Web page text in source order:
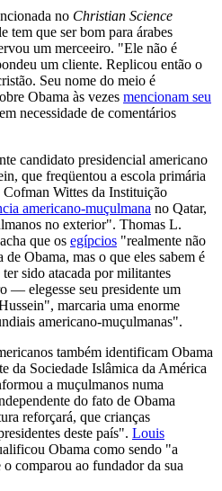
no Christian Science
tem que ser bom para árabes
um merceeiro. "Ele não é
um cliente. Replicou então o
Seu nome do meio é
Obama às vezes mencionam seu
necessidade de comentários
candidato presidencial americano
que freqüentou a escola primária
Wittes da Instituição
americano-muçulmana no Qatar,
no exterior". Thomas L.
acha que os egípcios "realmente não
Obama, mas o que eles sabem é
sido atacada por militantes
— elegesse seu presidente um
marcaria uma enorme
americano-muçulmanas".
também identificam Obama
da Sociedade Islâmica da América
a muçulmanos numa
do fato de Obama
reforçará, que crianças
deste país". Louis
Obama como sendo "a
comparou ao fundador da sua